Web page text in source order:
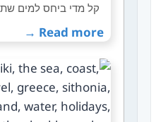
קל מדי ביחס למים
Read more →